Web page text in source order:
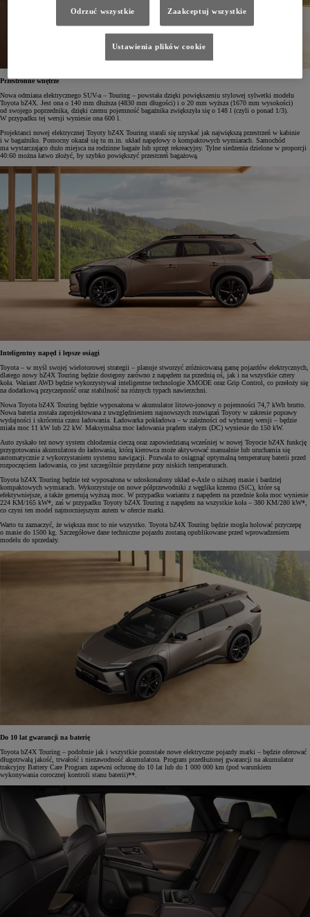
Przestronne wnętrze
Nowa odmiana elektrycznego SUV-a – Touring – powstała dzięki powiększeniu stylowej sylwetki modelu
Toyota bZ4X. Jest ona o 140 mm dłuższa (4830 mm długości) i o 20 mm wyższa (1670 mm wysokości)
od swojego poprzednika, dzięki czemu pojemność bagażnika zwiększyła się o 148 l (czyli o ponad 1/3).
W przypadku tej wersji wyniesie ona 600 l.
Projektanci nowej elektrycznej Toyoty bZ4X Touring starali się uzyskać jak największą przestrzeń w kabinie
i w bagażniku. Pomocny okazał się tu m.in. układ napędowy o kompaktowych wymiarach. Samochód
ma wystarczająco dużo miejsca na rodzinne bagaże lub sprzęt rekreacyjny. Tylne siedzenia dzielone w proporcji
40:60 można łatwo złożyć, by szybko powiększyć przestrzeń bagażową.
Inteligentny napęd i lepsze osiągi
Toyota – w myśl swojej wielotorowej strategii – planuje stworzyć zróżnicowaną gamę pojazdów elektrycznych,
dlatego nowy bZ4X Touring będzie dostępny zarówno z napędem na przednią oś, jak i na wszystkie cztery
koła. Wariant AWD będzie wykorzystywał inteligentne technologie XMODE oraz Grip Control, co przełoży się
na dodatkową przyczepność oraz stabilność na różnych typach nawierzchni.
Nowa Toyota bZ4X Touring będzie wyposażona w akumulator litowo-jonowy o pojemności 74,7 kWh brutto.
Nowa bateria została zaprojektowana z uwzględnieniem najnowszych rozwiązań Toyoty w zakresie poprawy
wydajności i skrócenia czasu ładowania. Ładowarka pokładowa – w zależności od wybranej wersji – będzie
miała moc 11 kW lub 22 kW. Maksymalna moc ładowania prądem stałym (DC) wyniesie do 150 kW.
Auto zyskało też nowy system chłodzenia cieczą oraz zapowiedzianą wcześniej w nowej Toyocie bZ4X funkcję
przygotowania akumulatora do ładowania, którą kierowca może aktywować manualnie lub uruchamia się
automatycznie z wykorzystaniem systemu nawigacji. Pozwala to osiągnąć optymalną temperaturę baterii przed
rozpoczęciem ładowania, co jest szczególnie przydatne przy niskich temperaturach.
Toyota bZ4X Touring będzie też wyposażona w udoskonalony układ e-Axle o niższej masie i bardziej
kompaktowych wymiarach. Wykorzystuje on nowe półprzewodniki z węglika krzemu (SiC), które są
efektywniejsze, a także generują wyższą moc. W przypadku wariantu z napędem na przednie koła moc wyniesie
224 KM/165 kW*, zaś w przypadku Toyoty bZ4X Touring z napędem na wszystkie koła – 380 KM/280 kW*,
co czyni ten model najmocniejszym autem w ofercie marki.
Warto tu zaznaczyć, że większa moc to nie wszystko. Toyota bZ4X Touring będzie mogła holować przyczepę
o masie do 1500 kg. Szczegółowe dane techniczne pojazdu zostaną opublikowane przed wprowadzeniem
modelu do sprzedaży.
Do 10 lat gwarancji na baterię
Toyota bZ4X Touring – podobnie jak i wszystkie pozostałe nowe elektryczne pojazdy marki – będzie oferować
długotrwałą jakość, trwałość i niezawodność akumulatora. Program przedłużonej gwarancji na akumulator
trakcyjny Battery Care Program zapewni ochronę do 10 lat lub do 1 000 000 km (pod warunkiem
wykonywania corocznej kontroli stanu baterii)**.
Odrzuć wszystkie Zaakceptuj wszystkie
Ustawienia plików cookie